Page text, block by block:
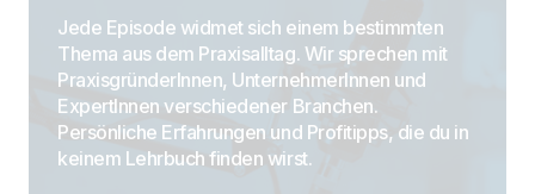
Jede Episode widmet sich einem bestimmten
Thema aus dem Praxisalltag. Wir sprechen mit
PraxisgründerInnen, UnternehmerInnen und
ExpertInnen verschiedener Branchen.
Persönliche Erfahrungen und Profitipps, die du in
keinem Lehrbuch finden wirst.